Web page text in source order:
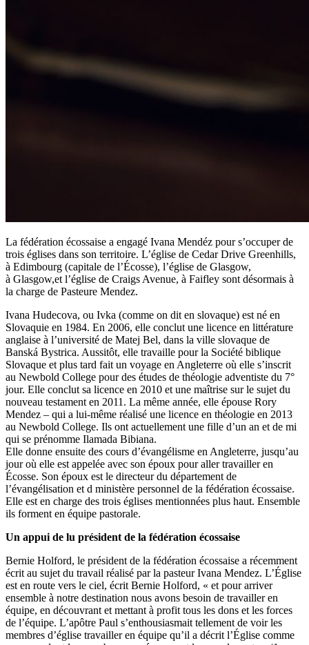
La fédération écossaise a engagé Ivana Mendéz pour s’occuper de
trois églises dans son territoire. L’église de Cedar Drive Greenhills,
à Edimbourg (capitale de l’Écosse), l’église de Glasgow,
à Glasgow,et l’église de Craigs Avenue, à Faifley sont désormais à
la charge de Pasteure Mendez.
Ivana Hudecova, ou Ivka (comme on dit en slovaque) est né en
Slovaquie en 1984. En 2006, elle conclut une licence en littérature
anglaise à l’université de Matej Bel, dans la ville slovaque de
Banská Bystrica. Aussitôt, elle travaille pour la Société biblique
Slovaque et plus tard fait un voyage en Angleterre où elle s’inscrit
au Newbold College pour des études de théologie adventiste du 7°
jour. Elle conclut sa licence en 2010 et une maîtrise sur le sujet du
nouveau testament en 2011. La même année, elle épouse Rory
Mendez – qui a lui-même réalisé une licence en théologie en 2013
au Newbold College. Ils ont actuellement une fille d’un an et de mi
qui se prénomme Ilamada Bibiana.
Elle donne ensuite des cours d’évangélisme en Angleterre, jusqu’au
jour où elle est appelée avec son époux pour aller travailler en
Écosse. Son époux est le directeur du département de
l’évangélisation et d ministère personnel de la fédération écossaise.
Elle est en charge des trois églises mentionnées plus haut. Ensemble
ils forment en équipe pastorale.
Un appui de lu président de la fédération écossaise
Bernie Holford, le président de la fédération écossaise a récemment
écrit au sujet du travail réalisé par la pasteur Ivana Mendez. L’Église
est en route vers le ciel, écrit Bernie Holford, « et pour arriver
ensemble à notre destination nous avons besoin de travailler en
équipe, en découvrant et mettant à profit tous les dons et les forces
de l’équipe. L’apôtre Paul s’enthousiasmait tellement de voir les
membres d’église travailler en équipe qu’il a décrit l’Église comme